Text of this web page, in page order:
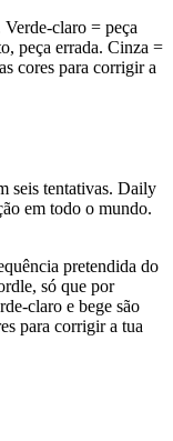
claro = peça
peça errada. Cinza =
cores para corrigir a
seis tentativas. Daily
em todo o mundo.
pretendida do
só que por
claro e bege são
para corrigir a tua